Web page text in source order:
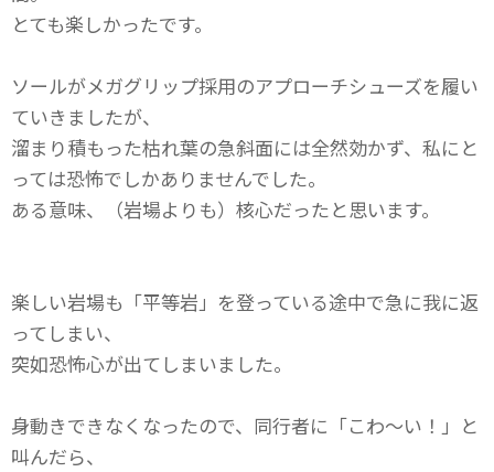
とても楽しかったです。
ソールがメガグリップ採用のアプローチシューズを履い
ていきましたが、
溜まり積もった枯れ葉の急斜面には全然効かず、私にと
っては恐怖でしかありませんでした。
ある意味、（岩場よりも）核心だったと思います。
楽しい岩場も「平等岩」を登っている途中で急に我に返
ってしまい、
突如恐怖心が出てしまいました。
身動きできなくなったので、同行者に「こわ～い！」と
叫んだら、